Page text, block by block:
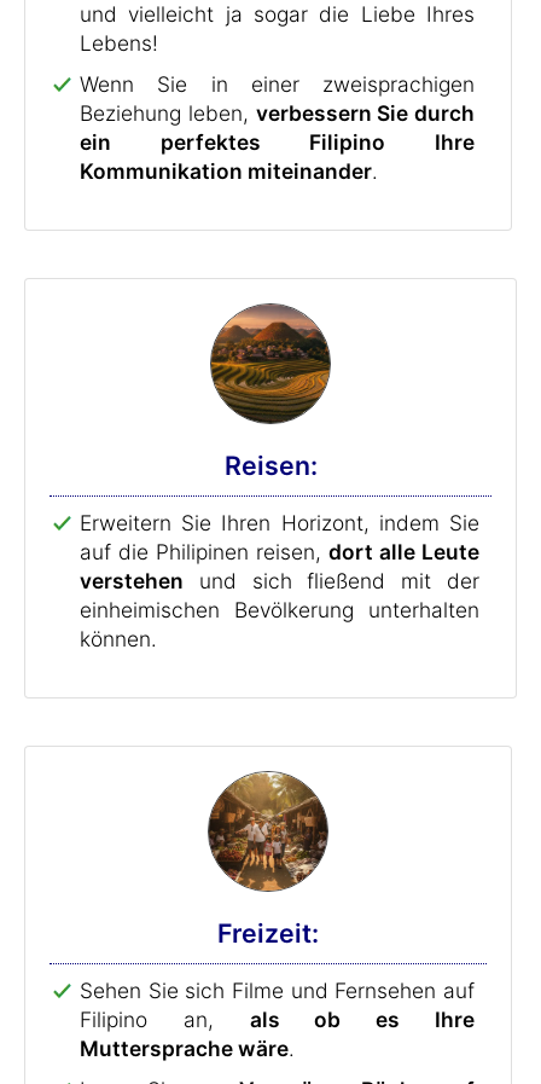
und vielleicht ja sogar die Liebe Ihres
Lebens!
Wenn Sie in einer zweisprachigen
Beziehung leben, verbessern Sie durch
ein perfektes Filipino Ihre
Kommunikation miteinander.
Reisen:
Erweitern Sie Ihren Horizont, indem Sie
auf die Philipinen reisen, dort alle Leute
verstehen und sich fließend mit der
einheimischen Bevölkerung unterhalten
können.
Freizeit:
Sehen Sie sich Filme und Fernsehen auf
Filipino an, als ob es Ihre
Muttersprache wäre.